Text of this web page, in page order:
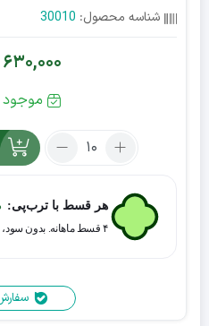
شناسه محصول: 30010
630,000
موجود
هر قسط با ترب‌پی:
۴ قسط ماهانه. بدون سود، چک و ضامن.